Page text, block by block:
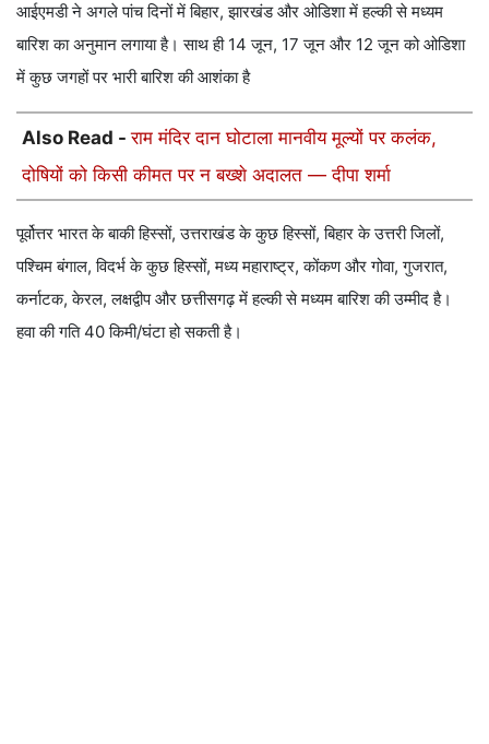
आईएमडी ने अगले पांच दिनों में बिहार, झारखंड और ओडिशा में हल्की से मध्यम
बारिश का अनुमान लगाया है। साथ ही 14 जून, 17 जून और 12 जून को ओडिशा
में कुछ जगहों पर भारी बारिश की आशंका है
Also Read -राम मंदिर दान घोटाला मानवीय मूल्यों पर कलंक,
दोषियों को किसी कीमत पर न बख्शे अदालत — दीपा शर्मा
पूर्वोत्तर भारत के बाकी हिस्सों, उत्तराखंड के कुछ हिस्सों, बिहार के उत्तरी जिलों,
पश्चिम बंगाल, विदर्भ के कुछ हिस्सों, मध्य महाराष्ट्र, कोंकण और गोवा, गुजरात,
कर्नाटक, केरल, लक्षद्वीप और छत्तीसगढ़ में हल्की से मध्यम बारिश की उम्मीद है।
हवा की गति 40 किमी/घंटा हो सकती है।